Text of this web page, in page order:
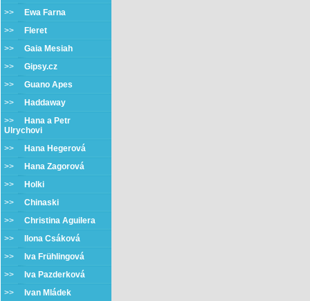
>>
Ewa Farna
>>
Fleret
>> Gaia Mesiah
>> Gipsy.cz
>> Guano Apes
>>
Haddaway
>>
Hana a Petr
Ulrychovi
>>
Hana Hegerová
>>
Hana Zagorová
>>
Holki
>> Chinaski
>> Christina Aguilera
>>
Ilona Csáková
>>
Iva Frühlingová
>>
Iva Pazderková
>>
Ivan Mládek